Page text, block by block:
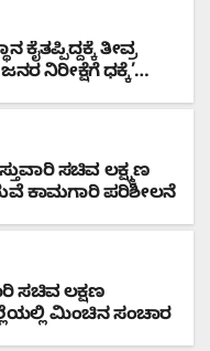
ಕೈತಪ್ಪಿದ್ದಕ್ಕೆ ತೀವ್ರ
ನಿರೀಕ್ಷೆಗೆ ಧಕ್ಕೆ’
ಸಚಿವ ಲಕ್ಷ್ಮಣ
ಕಾಮಗಾರಿ ಪರಿಶೀಲನೆ
ಸಚಿವ ಲಕ್ಷಣ
ಮಿಂಚಿನ ಸಂಚಾರ